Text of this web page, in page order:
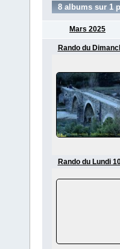
8 albums sur 1
Mars 2025
Rando du
Rando du Lundi